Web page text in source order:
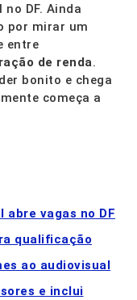
DF. Ainda
por mirar um
entre
de renda.
bonito e chega
começa a
vagas no DF
qualificação
ao audiovisual
e inclui